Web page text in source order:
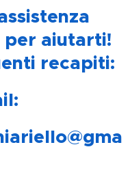
per aiutarti!
recapiti: